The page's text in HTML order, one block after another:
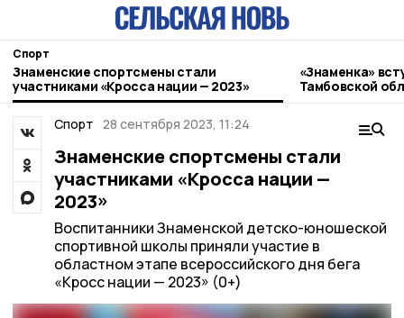
Спорт
Знаменские спортсмены стали
участниками «Кросса нации — 2023»
«Знаменка»
Тамбовской
Спорт 28 сентября 2023, 11:24
Знаменские спортсмены стали
участниками «Кросса нации —
2023»
Воспитанники Знаменской детско-юношеской
спортивной школы приняли участие в
областном этапе всероссийского дня бега
«Кросс нации — 2023» (0+)